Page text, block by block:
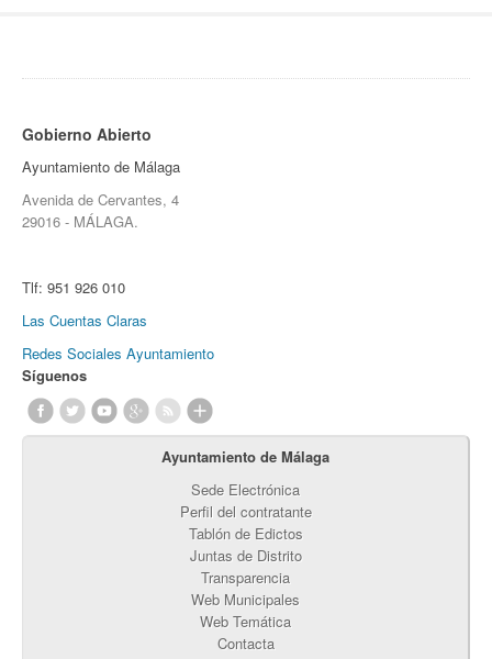
Gobierno Abierto
Ayuntamiento de Málaga
Avenida de Cervantes, 4
29016 - MÁLAGA.
Tlf: 951 926 010
Las Cuentas Claras
Redes Sociales Ayuntamiento
Síguenos
Ayuntamiento de Málaga
Sede Electrónica
Perfil del contratante
Tablón de Edictos
Juntas de Distrito
Transparencia
Web Municipales
Web Temática
Contacta